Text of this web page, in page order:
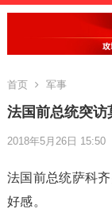
首页 军事
法国前总统突
2018年5月26日 15:50
法国前总统萨科
好感。